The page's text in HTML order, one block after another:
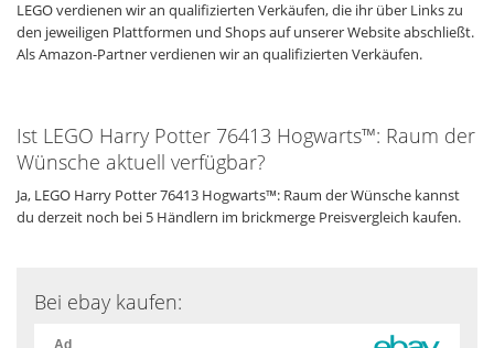
LEGO verdienen wir an qualifizierten Verkäufen, die ihr über Links zu
den jeweiligen Plattformen und Shops auf unserer Website abschließt.
Als Amazon-Partner verdienen wir an qualifizierten Verkäufen.
Ist LEGO Harry Potter 76413 Hogwarts™: Raum der
Wünsche aktuell verfügbar?
Ja, LEGO Harry Potter 76413 Hogwarts™: Raum der Wünsche kannst
du derzeit noch bei 5 Händlern im brickmerge Preisvergleich kaufen.
Bei ebay kaufen: